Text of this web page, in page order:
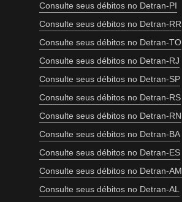
Consulte seus débitos no Detran-PI
Consulte seus débitos no Detran-RR
Consulte seus débitos no Detran-TO
Consulte seus débitos no Detran-RJ
Consulte seus débitos no Detran-SP
Consulte seus débitos no Detran-RS
Consulte seus débitos no Detran-RN
Consulte seus débitos no Detran-BA
Consulte seus débitos no Detran-ES
Consulte seus débitos no Detran-AM
Consulte seus débitos no Detran-AL